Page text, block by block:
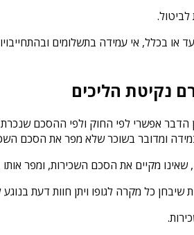
בכלל, אי עמידה בתשלומים
נקיטת הליכים
הדבר אפשרי לפי החוק ולפי ההסכם
ומדובר בשוכר שלא מפר את הסכם
מקיים את הסכם השכירות, ומפר אותו
כל מקרה לגופו ויתן חוות דעת בנוגע